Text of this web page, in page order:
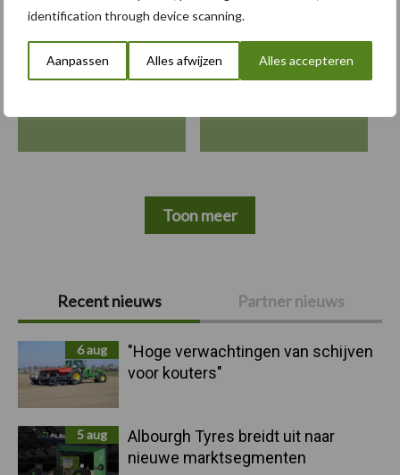
identification through device scanning.
Aanpassen Alles afwijzen Alles accepteren
Primaire
Sidebar
Recent nieuws Partner nieuws
6 aug
"Hoge verwachtingen van schijven
voor kouters"
5 aug
Albourgh Tyres breidt uit naar
nieuwe marktsegmenten
Toon meer